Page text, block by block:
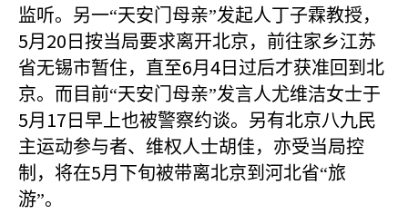
监听。另一“天安门母亲”发起人丁子霖教授，
5月 20 日按当局要求离开北京，前往家乡江苏
省无锡市暂住，直至6月 4 日过后才获准回到北
京。而目前“天安门母亲”发言人尤维洁女士于
5月 17 日早上也被警察约谈。另有北京八九民
主运动参与者、维权人士胡佳，亦受当局控
制，将在5月下旬被带离北京到河北省“旅
游”。